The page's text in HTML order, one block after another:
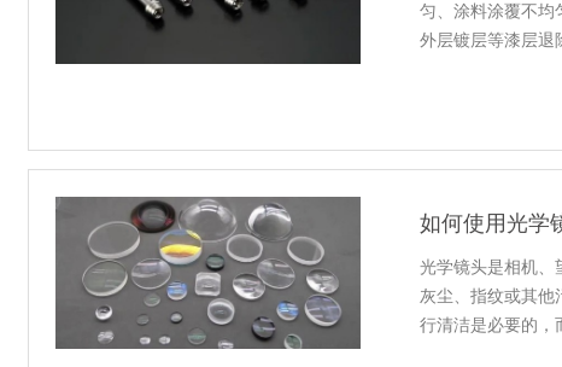
匀、涂料涂覆不均
外层镀层等漆层
如何使用光学
光学镜头是相机、
灰尘、指纹或其
行清洁是必要的